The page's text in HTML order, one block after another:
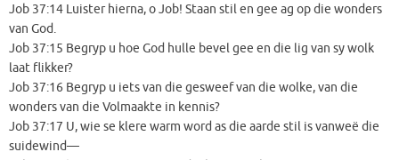
Job 37:14 Luister hierna, o Job! Staan stil en gee ag op die wonders
van God.
Job 37:15 Begryp u hoe God hulle bevel gee en die lig van sy wolk
laat flikker?
Job 37:16 Begryp u iets van die gesweef van die wolke, van die
wonders van die Volmaakte in kennis?
Job 37:17 U, wie se klere warm word as die aarde stil is vanweë die
suidewind—